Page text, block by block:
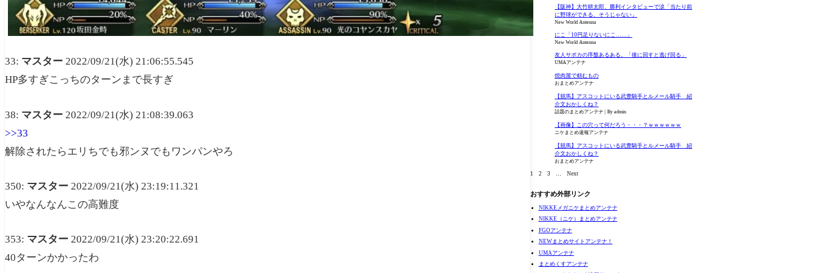
33: マスター 2022/09/21(水) 21:06:55.545
HP多すぎこっちのターンまで長すぎ
38: マスター 2022/09/21(水) 21:08:39.063
>>33
解除されたらエリちでも邪ンヌでもワンパンやろ
350: マスター 2022/09/21(水) 23:19:11.321
いやなんなんこの高難度
353: マスター 2022/09/21(水) 23:20:22.691
40ターンかかったわ
【阪神】大竹耕太郎、勝利インタビューで涙「当たり前
に野球ができる、そうじゃない」
New World Antenna
にこ「10円足りないにこ……」
New World Antenna
友人サポカの序盤あるある。「後に回すと逃げ回る」
UMAアンテナ
焼肉屋で頼むもの
おまとめアンテナ
【競馬】アスコットにいる武豊騎手とルメール騎手 紹
介文おかしくね？
話題のまとめアンテナ By admin
【画像】この穴って何だろう・・・？ｗｗｗｗｗｗ
ニケまとめ速報アンテナ
【競馬】アスコットにいる武豊騎手とルメール騎手 紹
介文おかしくね？
おまとめアンテナ
1 2 3 Next
おすすめ外部リンク
NIKKEメガニケまとめアンテナ
NIKKE（ニケ）まとめアンテナ
FGOアンテナ
NEWまとめサイトアンテナ！
UMAアンテナ
まとめくすアンテナ